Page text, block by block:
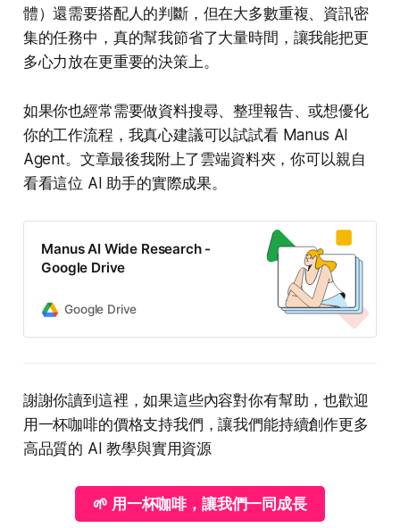
體）還需要搭配人的判斷，但在大多數重複、資訊密
集的任務中，真的幫我節省了大量時間，讓我能把更
多心力放在更重要的決策上。
如果你也經常需要做資料搜尋、整理報告、或想優化
你的工作流程，我真心建議可以試試看 Manus AI
Agent。文章最後我附上了雲端資料夾，你可以親自
看看這位 AI 助手的實際成果。
Manus AI Wide Research -
Google Drive
Google Drive
謝謝你讀到這裡，如果這些內容對你有幫助，也歡迎
用一杯咖啡的價格支持我們，讓我們能持續創作更多
高品質的 AI 教學與實用資源
🌱 用一杯咖啡，讓我們一同成長